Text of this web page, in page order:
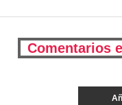
Comentarios